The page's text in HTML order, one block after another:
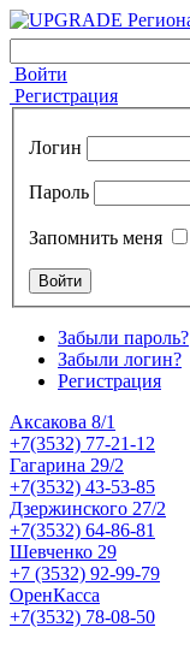
Войти
Регистрация
Логин
Пароль
Запомнить меня
Забыли пароль?
Забыли логин?
Регистрация
Аксакова 8/1
+7(3532) 77-21-12
Гагарина 29/2
+7(3532) 43-53-85
Дзержинского 27/2
+7(3532) 64-86-81
Шевченко 29
+7 (3532) 92-99-79
ОренКасса
+7(3532) 78-08-50